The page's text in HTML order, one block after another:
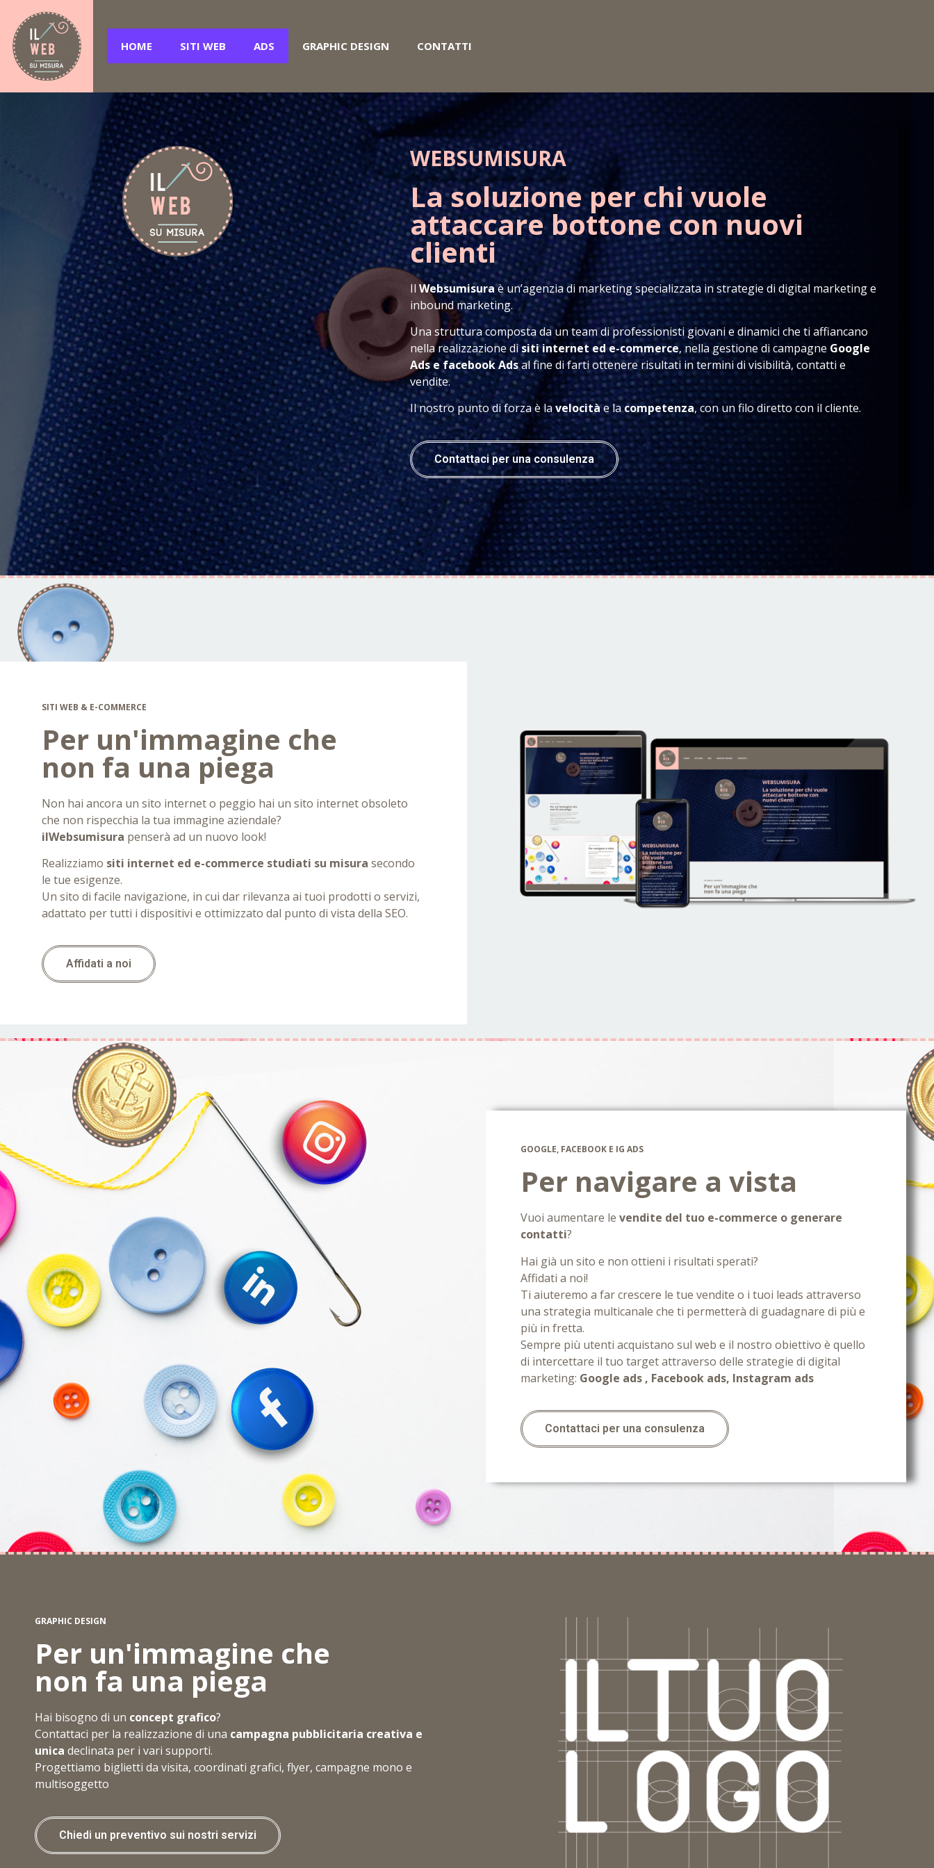
HOME SITI WEB ADS GRAPHIC DESIGN CONTATTI
WEBSUMISURA
La soluzione per chi vuole
attaccare bottone con nuovi
clienti
IlWebsumisuraè un’agenzia di marketing specializzata in strategie di digital marketing e
inbound marketing.
Una struttura composta da un team di professionisti giovani e dinamici che ti affiancano
nella realizzazione disiti internet ed e-commerce, nella gestione di campagne Google
Ads e facebook Adsal fine di farti ottenere risultati in termini di visibilità, contatti e
vendite.
Il nostro punto di forza è lavelocitàe lacompetenza, con un filo diretto con il cliente.
Contattaci per una consulenza
SITI WEB & E-COMMERCE
Per un'immagine che
non fa una piega
Non hai ancora un sito internet o peggio hai un sito internet obsoleto
che non rispecchia la tua immagine aziendale?
ilWebsumisura penserà ad un nuovo look!
Realizziamo siti internet ed e-commerce studiati su misura secondo
le tue esigenze.
Un sito di facile navigazione, in cui dar rilevanza ai tuoi prodotti o servizi,
adattato per tutti i dispositivi e ottimizzato dal punto di vista della SEO.
Affidati a noi
GOOGLE, FACEBOOK E IG ADS
Per navigare a vista
Vuoi aumentare levendite del tuo e-commerce o generare
contatti?
Hai già un sito e non ottieni i risultati sperati?
Affidati a noi!
Ti aiuteremo a far crescere le tue vendite o i tuoi leads attraverso
una strategia multicanale che ti permetterà di guadagnare di più e
più in fretta.
Sempre più utenti acquistano sul web e il nostro obiettivo è quello
di intercettare il tuo target attraverso delle strategie di digital
marketing: Google ads , Facebook ads, Instagram ads
Contattaci per una consulenza
GRAPHIC DESIGN
Per un'immagine che
non fa una piega
Hai bisogno di un concept grafico?
Contattaci per la realizzazione di una campagna pubblicitaria creativa e
unica declinata per i vari supporti.
Progettiamo biglietti da visita, coordinati grafici, flyer, campagne mono e
multisoggetto
Chiedi un preventivo sui nostri servizi